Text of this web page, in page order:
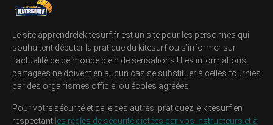
Le site apprendrelekitesurf.fr est un site pour les personnes qui
souhaitent débuter la pratique du kitesurf ou s’informer sur
l’actualité de ce monde plein de sensations ! Les informations
partagées ne doivent en aucun cas se substituer à celles fournies
par des organismes officiel ou écoles agréées.
Pour votre sécurité et celle des autres, pratiquez le kitesurf en
respectant les règles de sécurité dictées par vos instructeurs et à